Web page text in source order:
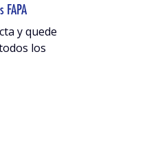
y quede
los